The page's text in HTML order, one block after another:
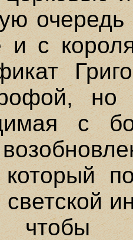
и с
с
светской
чтобы